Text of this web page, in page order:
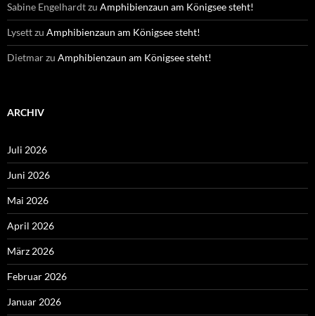
Sabine Engelhardtzu Amphibienzaun am Königsee steht!
Lysettzu Amphibienzaun am Königsee steht!
Dietmarzu Amphibienzaun am Königsee steht!
ARCHIV
Juli 2026
Juni 2026
Mai 2026
April 2026
März 2026
Februar 2026
Januar 2026